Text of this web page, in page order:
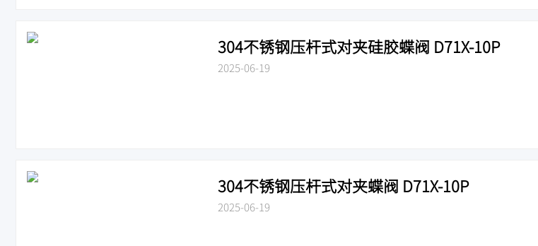
304不锈钢压杆式对夹硅胶蝶阀 D71X-10P
2025-06-19
304不锈钢压杆式对夹蝶阀 D71X-10P
2025-06-19